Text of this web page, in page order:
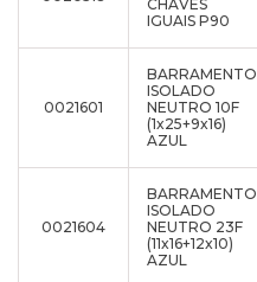
CHAVES
IGUAIS P90
0021601
BARRAMENTO
ISOLADO
NEUTRO 10F
(1x25+9x16)
AZUL
0021604
BARRAMENTO
ISOLADO
NEUTRO 23F
(11x16+12x10)
AZUL